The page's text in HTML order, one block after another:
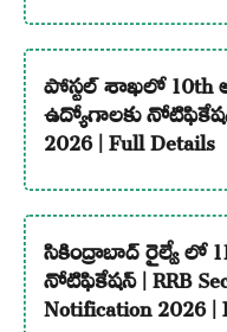
పోస్టల్ శాఖలో 10th
ఉద్యోగాలకు
2026 | Full Details
సికింద్రాబాద్ రైల్వే లో
నోటిఫికేషన్ | RRB
Notification 2026